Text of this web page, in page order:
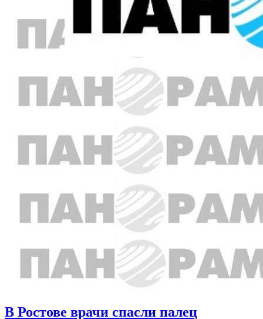
В Ростове врачи спасли палец